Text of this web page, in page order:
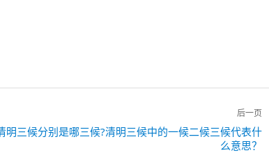
后一页
明三候分别是哪三候?清明三候中的一候二候三候代表什
么意思？